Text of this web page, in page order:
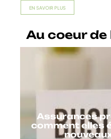
EN SAVOIR PLUS
Au coeur
Assurances
comment elles